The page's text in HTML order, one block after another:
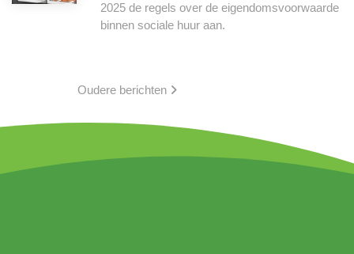
2025 de regels over de eigendomsvoorwaarde
binnen sociale huur aan.
Oudere berichten